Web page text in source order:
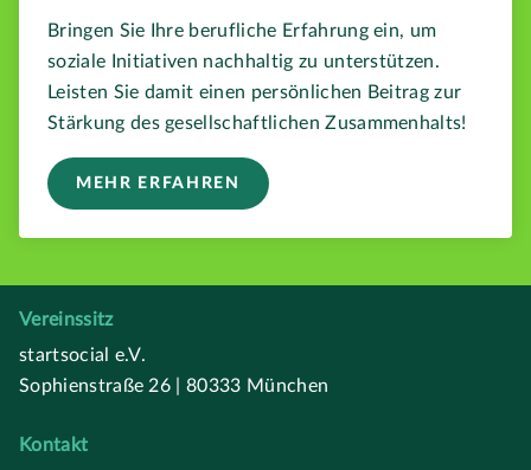
Bringen Sie Ihre berufliche Erfahrung ein, um
soziale Initiativen nachhaltig zu unterstützen.
Leisten Sie damit einen persönlichen Beitrag zur
Stärkung des gesellschaftlichen Zusammenhalts!
MEHR ERFAHREN
Vereinssitz
startsocial e.V.
Sophienstraße 26 | 80333 München
Kontakt